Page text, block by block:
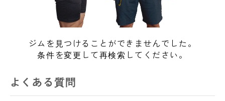
ジムを見つけることができませんでした。
条件を変更して再検索してください。
よくある質問